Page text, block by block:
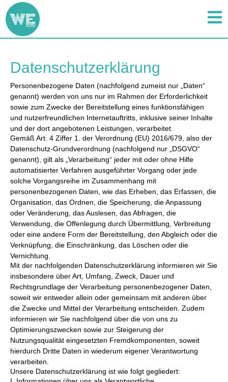
Datenschutzerklärung
Personenbezogene Daten (nachfolgend zumeist nur „Daten“
genannt) werden von uns nur im Rahmen der Erforderlichkeit
sowie zum Zwecke der Bereitstellung eines funktionsfähigen
und nutzerfreundlichen Internetauftritts, inklusive seiner Inhalte
und der dort angebotenen Leistungen, verarbeitet.
Gemäß Art. 4 Ziffer 1. der Verordnung (EU) 2016/679, also der
Datenschutz-Grundverordnung (nachfolgend nur „DSGVO“
genannt), gilt als „Verarbeitung“ jeder mit oder ohne Hilfe
automatisierter Verfahren ausgeführter Vorgang oder jede
solche Vorgangsreihe im Zusammenhang mit
personenbezogenen Daten, wie das Erheben, das Erfassen, die
Organisation, das Ordnen, die Speicherung, die Anpassung
oder Veränderung, das Auslesen, das Abfragen, die
Verwendung, die Offenlegung durch Übermittlung, Verbreitung
oder eine andere Form der Bereitstellung, den Abgleich oder die
Verknüpfung, die Einschränkung, das Löschen oder die
Vernichtung.
Mit der nachfolgenden Datenschutzerklärung informieren wir Sie
insbesondere über Art, Umfang, Zweck, Dauer und
Rechtsgrundlage der Verarbeitung personenbezogener Daten,
soweit wir entweder allein oder gemeinsam mit anderen über
die Zwecke und Mittel der Verarbeitung entscheiden. Zudem
informieren wir Sie nachfolgend über die von uns zu
Optimierungszwecken sowie zur Steigerung der
Nutzungsqualität eingesetzten Fremdkomponenten, soweit
hierdurch Dritte Daten in wiederum eigener Verantwortung
verarbeiten.
Unsere Datenschutzerklärung ist wie folgt gegliedert: